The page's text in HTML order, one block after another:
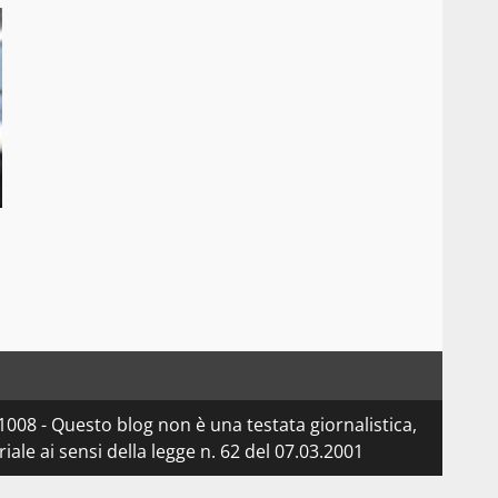
- Questo blog non è una testata giornalistica,
ai sensi della legge n. 62 del 07.03.2001